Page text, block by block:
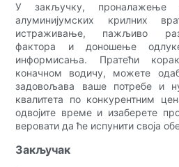
У закључку, проналажење
алуминијумских крилних
истраживање, пажљиво
фактора и доношење
информисања. Пратећи
коначном водичу, можете
задовољава ваше потребе и
квалитета по конкурентним
одвојите време и изаберете
веровати да ће испунити своја
Закључак